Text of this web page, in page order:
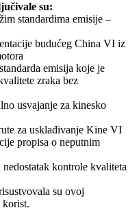
su:
standardima emisije –
budućeg China VI iz
emisija koje je
zraka bez
usvajanje za kinesko
za usklađivanje Kine VI
propisa o neputnim
kontrole kvaliteta
su ovoj